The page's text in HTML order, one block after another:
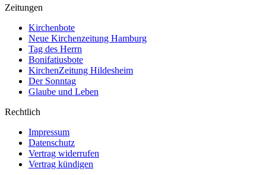
Zeitungen
Kirchenbote
Neue Kirchenzeitung Hamburg
Tag des Herrn
Bonifatiusbote
KirchenZeitung Hildesheim
Der Sonntag
Glaube und Leben
Rechtlich
Impressum
Datenschutz
Vertrag widerrufen
Vertrag kündigen